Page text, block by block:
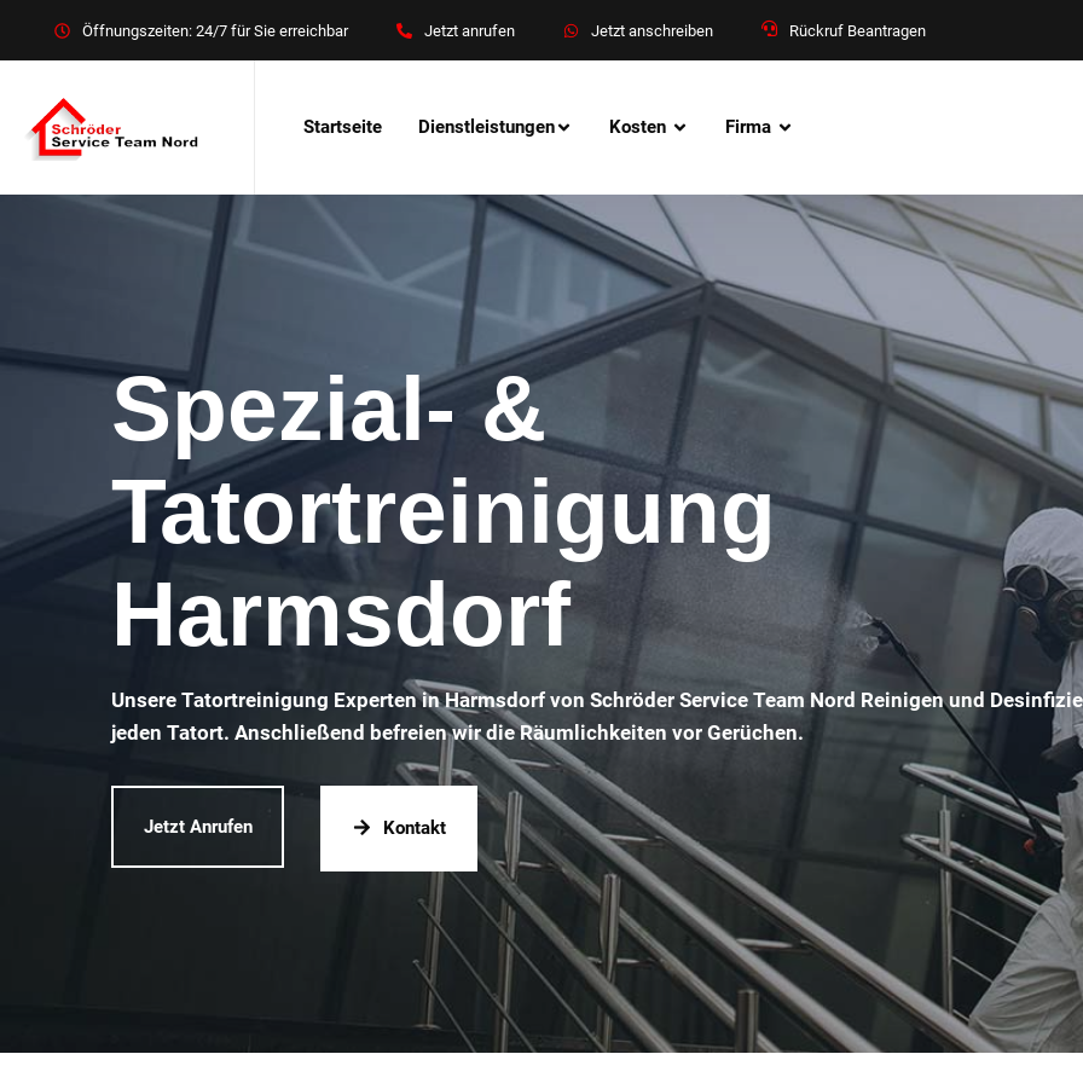
Öffnungszeiten: 24/7 für Sie erreichbar Jetzt anrufen Jetzt anschreiben Rückruf Beantragen
Startseite Dienstleistungen Kosten Firma
Spezial- &
Tatortreinigung
Harmsdorf
Unsere Tatortreinigung Experten in Harmsdorf von Schröder Service Team Nord Reinigen und
jeden Tatort. Anschließend befreien wir die Räumlichkeiten vor Gerüchen.
Jetzt Anrufen Kontakt